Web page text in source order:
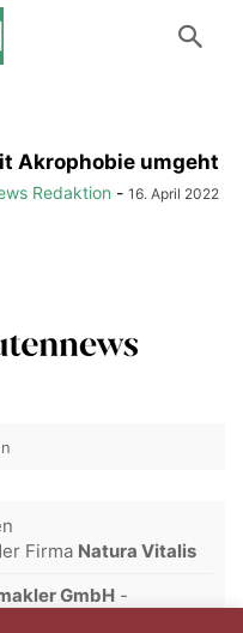
Akrophobie umgeht
Redaktion - 16. April 2022
Firma Natura Vitalis
GmbH -